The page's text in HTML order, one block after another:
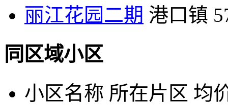
丽江花园二期 港口镇
同区域小区
小区名称 所在片区 均